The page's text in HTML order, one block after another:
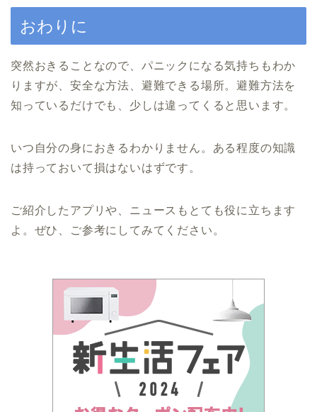
おわりに
突然おきることなので、パニックになる気持ちもわか
りますが、安全な方法、避難できる場所。避難方法を
知っているだけでも、少しは違ってくると思います。
いつ自分の身におきるわかりません。ある程度の知識
は持っておいて損はないはずです。
ご紹介したアプリや、ニュースもとても役に立ちます
よ。ぜひ、ご参考にしてみてください。